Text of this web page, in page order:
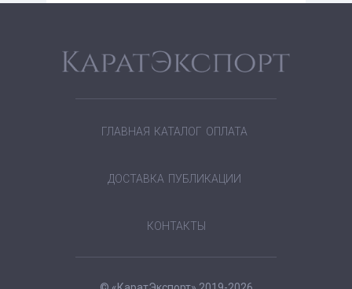
ГЛАВНАЯ КАТАЛОГ ОПЛАТА
ДОСТАВКА ПУБЛИКАЦИИ
КОНТАКТЫ